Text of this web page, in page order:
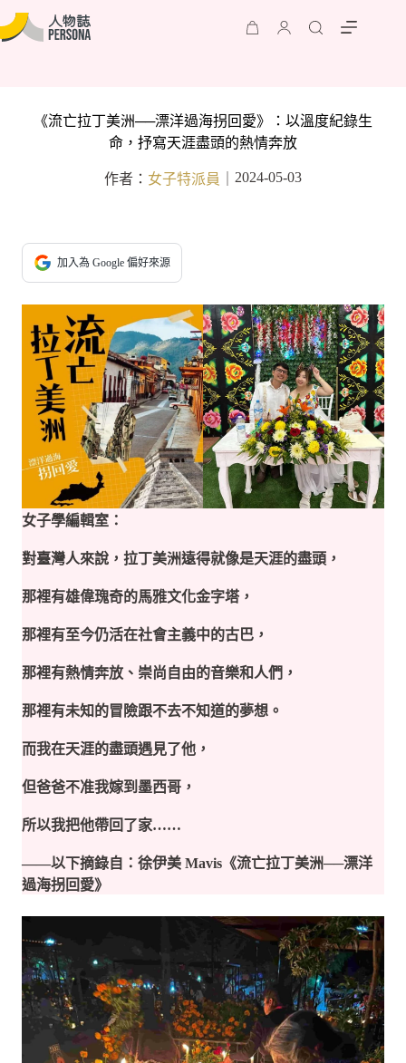
《流亡拉丁美洲──漂洋過海拐回愛》：以溫度紀錄生
命，抒寫天涯盡頭的熱情奔放
作者： 女子特派員 2024-05-03
加入為 Google 偏好來源
女子學編輯室：
對臺灣人來說，拉丁美洲遠得就像是天涯的盡頭，
那裡有雄偉瑰奇的馬雅文化金字塔，
那裡有至今仍活在社會主義中的古巴，
那裡有熱情奔放、崇尚自由的音樂和人們，
那裡有未知的冒險跟不去不知道的夢想。
而我在天涯的盡頭遇見了他，
但爸爸不准我嫁到墨西哥，
所以我把他帶回了家……
——以下摘錄自：徐伊美 Mavis《流亡拉丁美洲──漂洋
過海拐回愛》